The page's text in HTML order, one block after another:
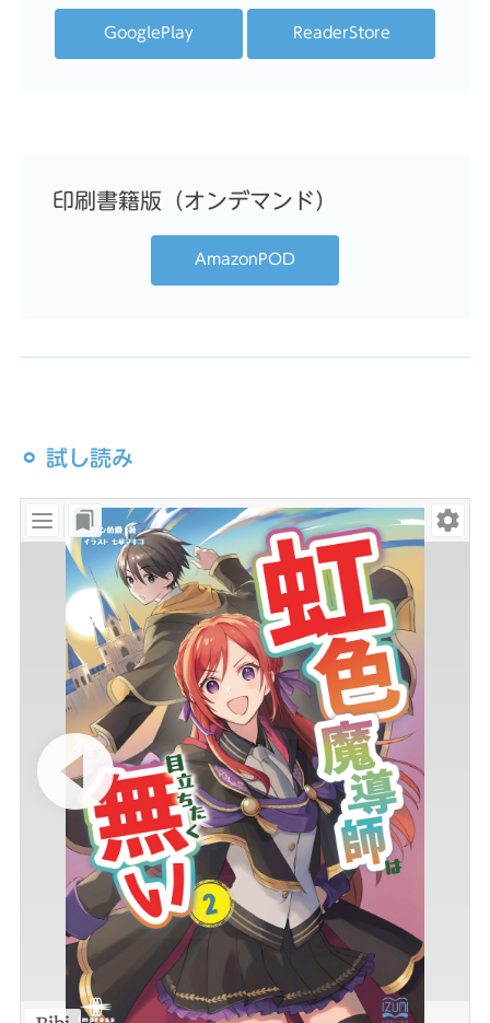
⚪︎ 試し読み
GooglePlay ReaderStore
印刷書籍版（オンデマンド）
AmazonPOD